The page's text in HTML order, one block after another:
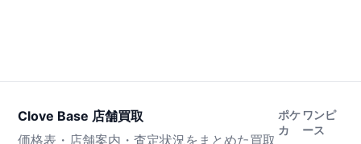
Clove Base 店舗買取
価格表・店舗案内・査定状況をまとめた買取
ポケ
カ
ワンピ
ース